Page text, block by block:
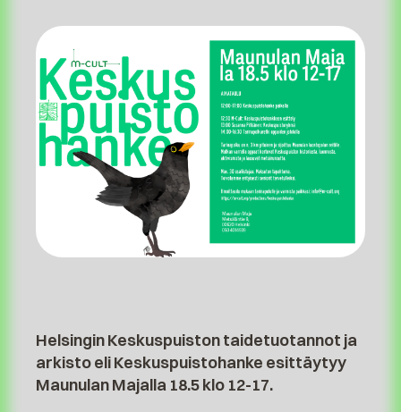
Helsingin Keskuspuiston taidetuotannot ja
arkisto eli Keskuspuistohanke esittäytyy
Maunulan Majalla 18.5 klo 12-17.